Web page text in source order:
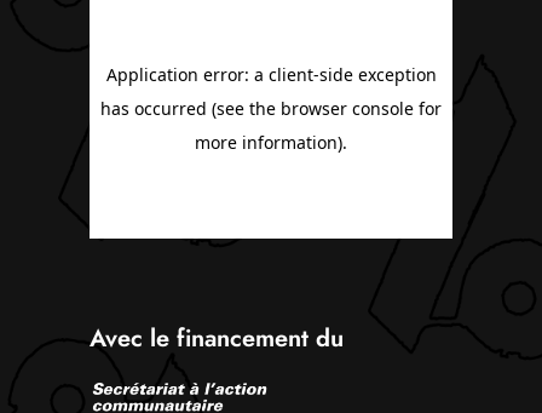
Avec le financement du